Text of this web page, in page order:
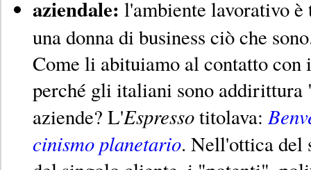
aziendale: l'ambiente lavorativo è
una donna di business ciò che
Come li abituiamo al contatto
perché gli italiani sono
aziende? L'Espressotitolava:
cinismo planetario. Nell'ottica del